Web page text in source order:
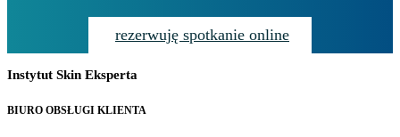
rezerwuję spotkanie online
Instytut Skin Eksperta
BIURO OBSŁUGI KLIENTA